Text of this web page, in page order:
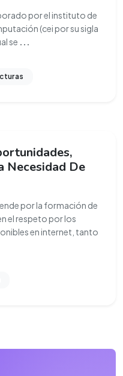
por el instituto de
(cei por su sigla
se ...
Necesidad De
por la formación de
el respeto por los
en internet, tanto